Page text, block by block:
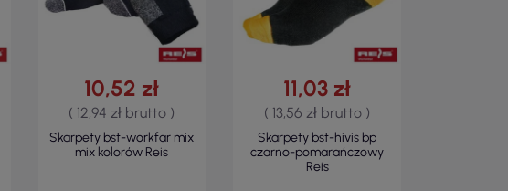
10,52 zł
( 12,94 zł brutto )
Skarpety bst-workfar mix
mix kolorów Reis
11,03 zł
( 13,56 zł brutto )
Skarpety bst-hivis bp
czarno-pomarańczowy
Reis